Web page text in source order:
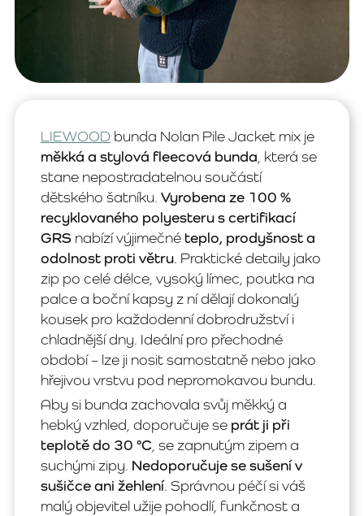
LIEWOOD bunda Nolan Pile Jacket mix je
měkká a stylová fleecová bunda , která se
stane nepostradatelnou součástí
dětského šatníku. Vyrobena ze 100 %
recyklovaného polyesteru s certifikací
GRS nabízí výjimečnéteplo, prodyšnost a
odolnost proti větru. Praktické detaily jako
zip po celé délce, vysoký límec, poutka na
palce a boční kapsy z ní dělají dokonalý
kousek pro každodenní dobrodružství i
chladnější dny. Ideální pro přechodné
období – lze ji nosit samostatně nebo jako
hřejivou vrstvu pod nepromokavou bundu.
Aby si bunda zachovala svůj měkký a
hebký vzhled, doporučuje se prát ji při
teplotě do 30 °C , se zapnutým zipem a
suchými zipy. Nedoporučuje se sušení v
sušičce ani žehlení. Správnou péčí si váš
malý objevitel užije pohodlí, funkčnost a